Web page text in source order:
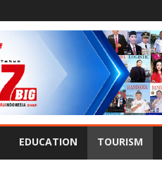
EDUCATION TOURISM